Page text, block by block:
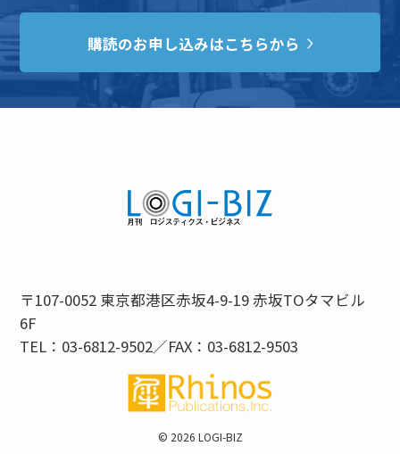
購読のお申し込みはこちらから
〒107-0052 東京都港区赤坂4-9-19 赤坂TOタマビル
6F
TEL：03-6812-9502／FAX：03-6812-9503
© 2026 LOGI-BIZ